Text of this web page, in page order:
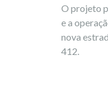
O projeto
e a
nova
412.